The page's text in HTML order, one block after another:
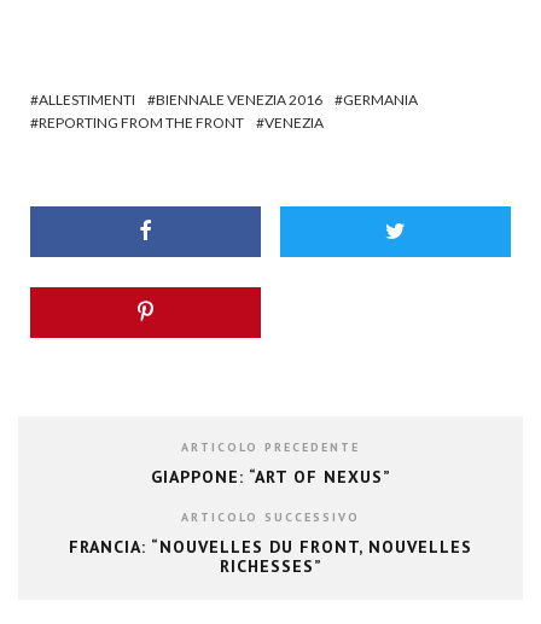
ALLESTIMENTI BIENNALE VENEZIA 2016
GERMANIA
REPORTING FROM THE FRONT
VENEZIA
ARTICOLO PRECEDENTE
GIAPPONE: “ART OF NEXUS”
ARTICOLO SUCCESSIVO
FRANCIA: “NOUVELLES DU FRONT, NOUVELLES
RICHESSES”